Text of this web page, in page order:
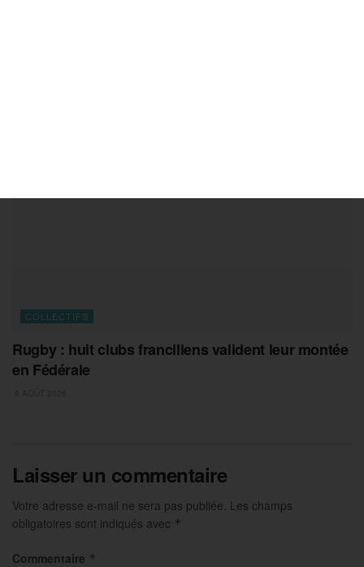
COLLECTIFS
Rugby : huit clubs franciliens valident leur montée
en Fédérale
Laisser un commentaire
Votre adresse e-mail ne sera pas publiée. Les champs
obligatoires sont indiqués avec *
Commentaire *